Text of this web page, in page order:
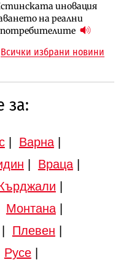
иновация
на реални
потребителите
промяната на
за
над Варненското
от бъдещата
Всички избрани новини
за:
| Варна|
Враца|
Монтана|
Плевен
Русе|